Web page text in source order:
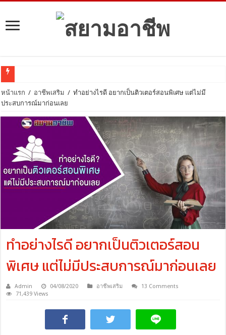
หน้าแรก / อาชีพเสริม / ทำอย่างไรดี อยากเป็นติวเตอร์สอนพิเศษ แต่ไม่มี
ประสบการณ์มาก่อนเลย
ทำอย่างไรดี อยากเป็นติวเตอร์สอน
พิเศษ แต่ไม่มีประสบการณ์มาก่อนเลย
Admin 04/08/2020 อาชีพเสริม
13 Comments
71,439 Views